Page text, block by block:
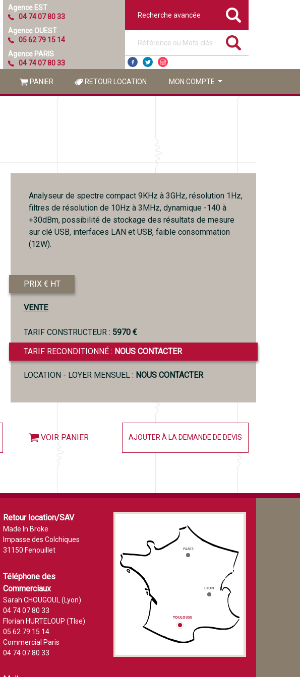
Agence EST
04 74 07 80 33
Agence OUEST
05 62 79 15 14
Agence PARIS
04 74 07 80 33
Recherche avancée
PANIER RETOUR LOCATION MON COMPTE
Analyseur de spectre compact 9KHz à 3GHz, résolution 1Hz,
filtres de résolution de 10Hz à 3MHz, dynamique -140 à
+30dBm, possibilité de stockage des résultats de mesure
sur clé USB, interfaces LAN et USB, faible consommation
(12W).
PRIX € HT
VENTE
TARIF CONSTRUCTEUR : 5970 €
TARIF RECONDITIONNÉ : NOUS CONTACTER
LOCATION - LOYER MENSUEL : NOUS CONTACTER
VOIR PANIER AJOUTER À LA DEMANDE DE DEVIS
Retour location/SAV
Made In Broke
Impasse des Colchiques
31150 Fenouillet
Téléphone des
Commerciaux
Sarah CHOUGOUL (Lyon)
04 74 07 80 33
Florian HURTELOUP (Tlse)
05 62 79 15 14
Commercial Paris
04 74 07 80 33